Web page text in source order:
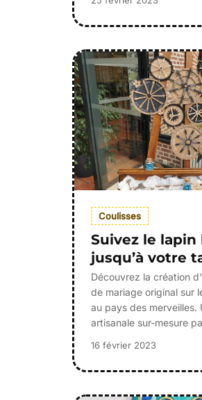
Coulisses
Suivez le
jusqu’à votre
Découvrez la création
de mariage original sur
au pays des merveilles.
artisanale sur-mesure
16 février 2023